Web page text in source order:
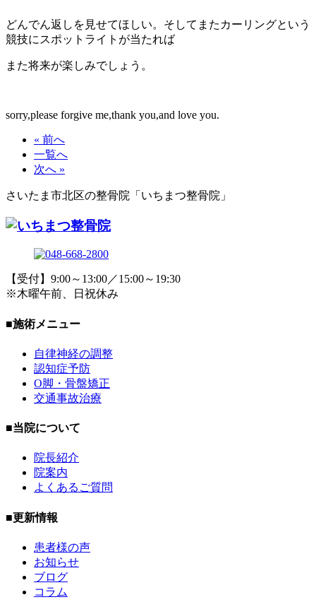
どんでん返しを見せてほしい。そしてまたカーリングという
競技にスポットライトが当たれば
また将来が楽しみでしょう。
sorry,please forgive me,thank you,and love you.
« 前へ
一覧へ
次へ »
さいたま市北区の整骨院「いちまつ整骨院」
【受付】9:00～13:00／15:00～19:30
※木曜午前、日祝休み
■施術メニュー
自律神経の調整
認知症予防
O脚・骨盤矯正
交通事故治療
■当院について
院長紹介
院案内
よくあるご質問
■更新情報
患者様の声
お知らせ
ブログ
コラム